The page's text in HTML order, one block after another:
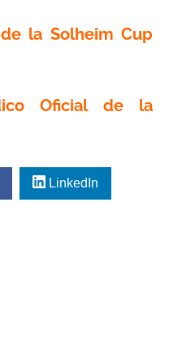
la Solheim Cup
Oficial de la
LinkedIn